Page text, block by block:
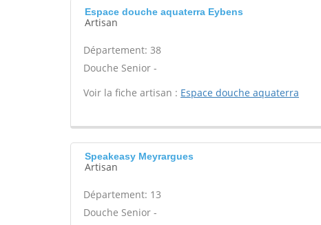
Espace douche aquaterra Eybens
Artisan
Département: 38
Douche Senior -
Voir la fiche artisan : Espace douche aquaterra
Speakeasy Meyrargues
Artisan
Département: 13
Douche Senior -